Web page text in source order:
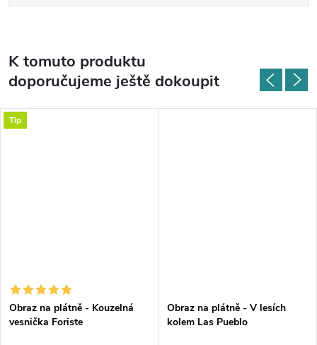
K tomuto produktu
doporučujeme ještě dokoupit
Tip
Obraz na plátně - Kouzelná
vesnička Foriste
Obraz na plátně - V lesích
kolem Las Pueblo